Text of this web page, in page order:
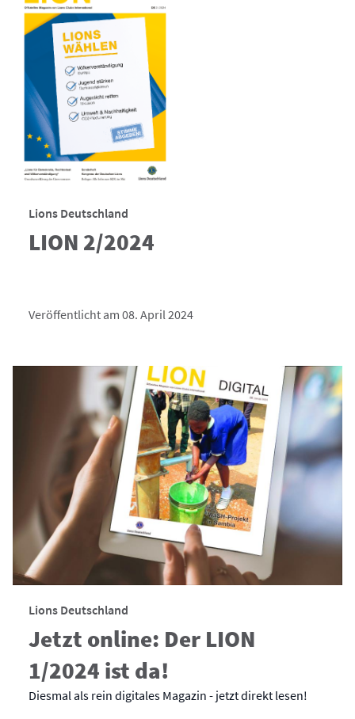
Lions Deutschland
LION 2/2024
Veröffentlicht am 08. April 2024
Lions Deutschland
Jetzt online: Der LION
1/2024 ist da!
Diesmal als rein digitales Magazin - jetzt direkt lesen!